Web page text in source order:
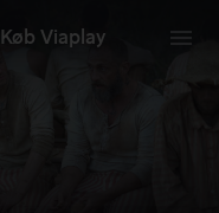
Køb Viaplay